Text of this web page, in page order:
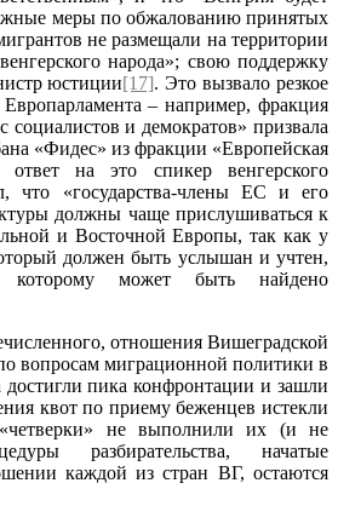
меры по обжалованию принятых
не размещали на территории
народа»; свою поддержку
юстиции[17]. Это вызвало резкое
– например, фракция
социалистов и демократов» призвала
«Фидес» из фракции «Европейская
на это спикер венгерского
что «государства-члены ЕС и его
должны чаще прислушиваться к
и Восточной Европы, так как у
должен быть услышан и учтен,
может быть найдено
отношения Вишеградской
вопросам миграционной политики в
достигли пика конфронтации и зашли
квот по приему беженцев истекли
не выполнили их (и не
разбирательства, начатые
каждой из стран ВГ, остаются